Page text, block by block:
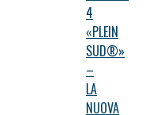
4
«PLEIN
SUD®»
–
LA
NUOVA